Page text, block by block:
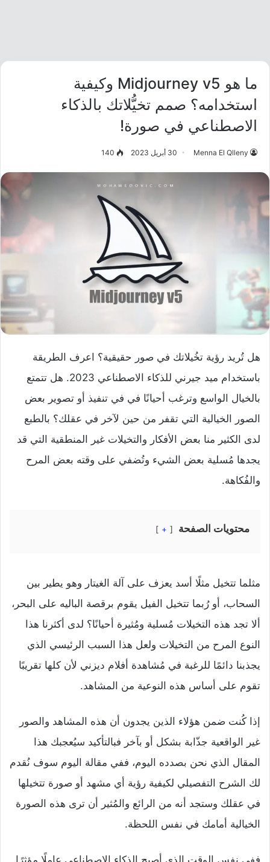
ما هو Midjourney v5 وكيفية
استخدامه؟ صمم تخيُّلاتك بالذكاء
الاصطناعي في صورة!
Menna El Qlleny 30 أبريل 2023 140
هل تُريد رؤية تخُيلاتك في صور حقيقية؟ اعرف الطريقة
باستخدام ميد جيرني للذكاء الاصطناعي 2023. هل تتمتع
بالخيال الواسع وترغب أحيانًا في في تنفيذ أو تصوير بعض
الصور الخيالية التي تقفر من حين لآخر في عقلك؟ بالطبع
لدى الكثير منا بعض الأفكار والتخيلات غير المنطقية التي قد
يجدها مُسلية بعض الشيء وتُضفي على وقته بعض المرح
والفُكاهة.
محتويات الصفحة +
مثلما تتخيل مثلًا أسد يعزف على آلة الغيتار وهو يطير بين
السحاب، أو رُبما تتخيل الفيل يقوم برقصة الباليه على البحر،
ألا تجد هذه التخيلات مُسلية ومُثيرة أحيانًا؟ لدى أكثرنا هذا
النوع المرح من التخيلات ولعل هذا السبب الرئيسي الذي
يجذبنا دائمًا للرغبة في مُشاهدة أفلام ديزني لأن كلها تقريبًا
تقوم على أساس هذه النوعية من المشاهد.
إذا كُنت ضمن هؤلاء الذين يجدون أن هذه المشاهد والصور
غير الواقعية جذّابة بشكل أو بآخر فبالتأكيد سيُعجبك هذا
المقال الذي نحن بصدده اليوم، ففي مقالة اليوم سوف نُقدم
لك الشرح التفصيلي لكيفية رؤية أي مشهد أو صورة تتخيلها
في عقلك وستجد أنه من الرائع والمُثير أن ترى هذه الصورة
الخيالية أمامك في نفس اللحظة.
ففي نفس الوقت الذي أصبح الذكاء الاصطناعي عاملًا مؤثرًا